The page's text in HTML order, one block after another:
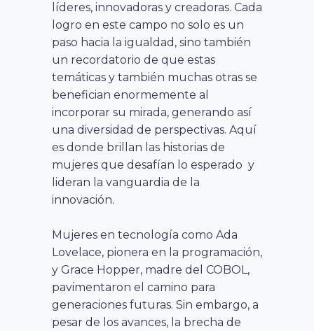
líderes, innovadoras y creadoras. Cada
logro en este campo no solo es un
paso hacia la igualdad, sino también
un recordatorio de que estas
temáticas y también muchas otras se
benefician enormemente al
incorporar su mirada, generando así
una diversidad de perspectivas. Aquí
es donde brillan las historias de
mujeres que desafían lo esperado y
lideran la vanguardia de la
innovación.
Mujeres en tecnología como Ada
Lovelace, pionera en la programación,
y Grace Hopper, madre del COBOL,
pavimentaron el camino para
generaciones futuras. Sin embargo, a
pesar de los avances, la brecha de